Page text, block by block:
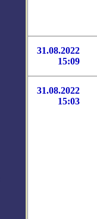
31.08.2022
15:09
31.08.2022
15:03